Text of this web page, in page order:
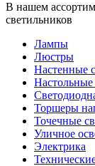
В нашем
светильников
Лампы
Люстры
Настенные
Торшеры
Точечные
Уличное
Электрика